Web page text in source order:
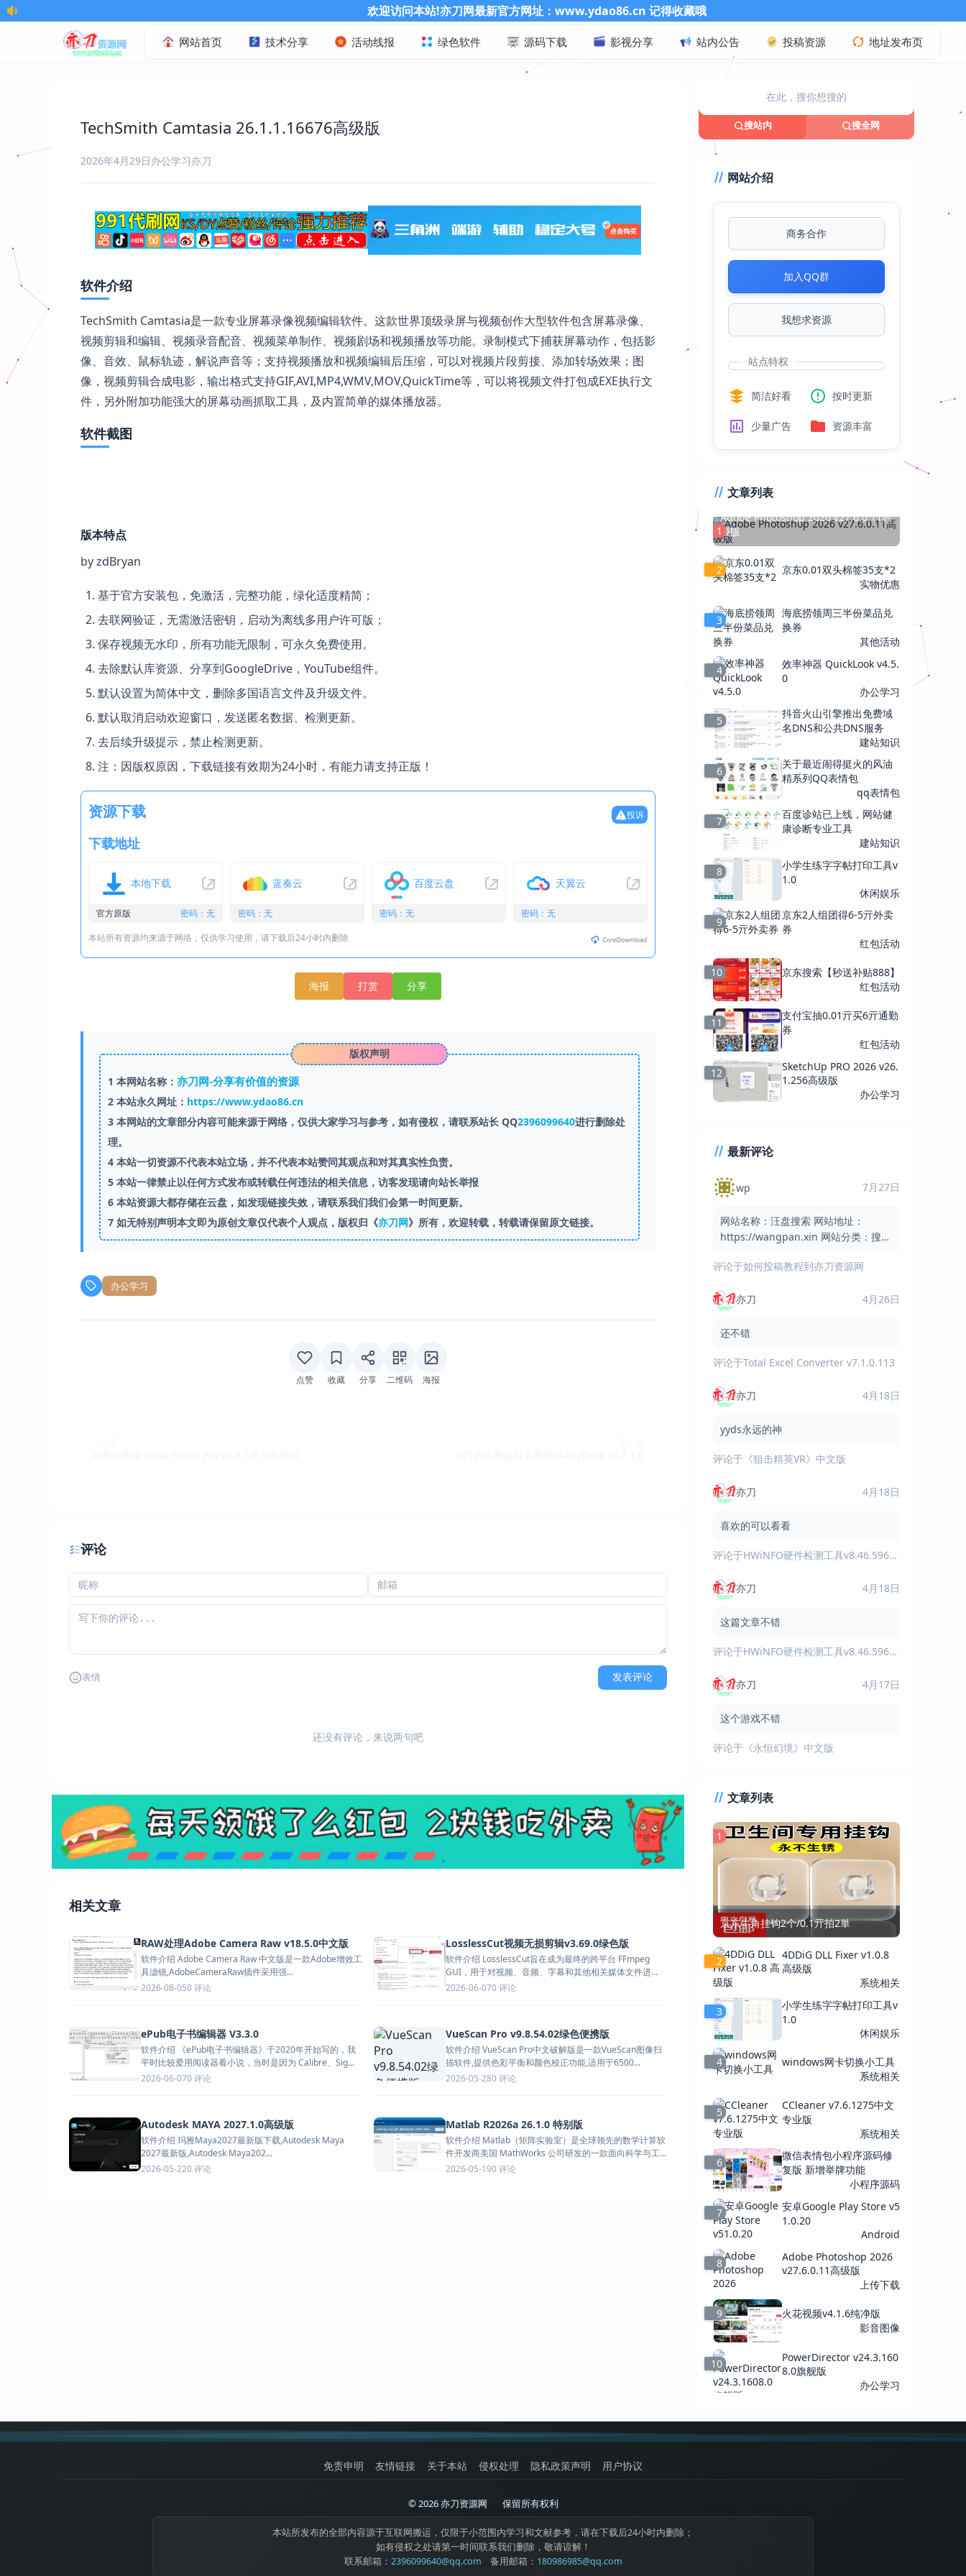
欢迎访问本站!亦刀网最新官方网址：www.ydao86.cn 记得收藏哦
网站首页 技术分享 活动线报 绿色软件 源码下载 影视分享 站内公告 投稿资源 地址发布页
TechSmith Camtasia 26.1.1.16676高级版
2026年4月29日办公学习亦刀
软件介绍
TechSmith Camtasia是一款专业屏幕录像视频编辑软件。这款世界顶级录屏与视频创作大型软件包含屏幕录像、
视频剪辑和编辑、视频录音配音、视频菜单制作、视频剧场和视频播放等功能。录制模式下捕获屏幕动作，包括影
像、音效、鼠标轨迹，解说声音等；支持视频播放和视频编辑后压缩，可以对视频片段剪接、添加转场效果；图
像，视频剪辑合成电影，输出格式支持GIF,AVI,MP4,WMV,MOV,QuickTime等，可以将视频文件打包成EXE执行文
件，另外附加功能强大的屏幕动画抓取工具，及内置简单的媒体播放器。
软件截图
版本特点
by zdBryan
基于官方安装包，免激活，完整功能，绿化适度精简；
去联网验证，无需激活密钥，启动为离线多用户许可版；
保存视频无水印，所有功能无限制，可永久免费使用。
去除默认库资源、分享到GoogleDrive，YouTube组件。
默认设置为简体中文，删除多国语言文件及升级文件。
默认取消启动欢迎窗口，发送匿名数据、检测更新。
去后续升级提示，禁止检测更新。
注：因版权原因，下载链接有效期为24小时，有能力请支持正版！
资源下载 投诉
下载地址
本地下载
官方原版 密码：无
蓝奏云
密码：无
百度云盘
密码：无
天翼云
密码：无
本站所有资源均来源于网络，仅供学习使用，请下载后24小时内删除
海报 打赏 分享
版权声明
1 本网站名称： 亦刀网-分享有价值的资源
2本站永久网址： https://www.ydao86.cn
3本网站的文章部分内容可能来源于网络，仅供大家学习与参考，如有侵权，请联系站长 QQ2396099640进行删除处
理。
4本站一切资源不代表本站立场，并不代表本站赞同其观点和对其真实性负责。
5本站一律禁止以任何方式发布或转载任何违法的相关信息，访客发现请向站长举报
6本站资源大都存储在云盘，如发现链接失效，请联系我们我们会第一时间更新。
7如无特别声明本文即为原创文章仅代表个人观点，版权归《亦刀网》所有，欢迎转载，转载请保留原文链接。
办公学习
点赞 收藏 分享 二维码 海报
评论
表情 发表评论
还没有评论，来说两句吧
相关文章
RAW处理Adobe Camera Raw v18.5.0中文版
软件介绍 Adobe Camera Raw 中文版是一款Adobe增效工
具滤镜,AdobeCameraRaw插件采用强...
2026-08-050 评论
LosslessCut视频无损剪辑v3.69.0绿色版
软件介绍 LosslessCut旨在成为最终的跨平台 FFmpeg
GUI，用于对视频、音频、字幕和其他相关媒体文件进...
2026-06-070 评论
ePub电子书编辑器 V3.3.0
软件介绍 《ePub电子书编辑器》于2020年开始写的，我
平时比较爱用阅读器看小说，当时是因为 Calibre、Sig...
2026-06-070 评论
VueScan Pro v9.8.54.02绿色便携版
软件介绍 VueScan Pro中文破解版是一款VueScan图像扫
描软件,提供色彩平衡和颜色校正功能,适用于6500...
2026-05-280 评论
Autodesk MAYA 2027.1.0高级版
软件介绍 玛雅Maya2027最新版下载,Autodesk Maya
2027最新版,Autodesk Maya202...
2026-05-220 评论
Matlab R2026a 26.1.0 特别版
软件介绍 Matlab（矩阵实验室）是全球领先的数学计算软
件开发商美国 MathWorks 公司研发的一款面向科学与工...
2026-05-190 评论
搜站内 搜全网
网站介绍
商务合作
加入QQ群
我想求资源
站点特权
简洁好看 按时更新
少量广告 资源丰富
文章列表
1
Adobe Photoshop 2026 v27.6.0.11高
级版
2
京东0.01双头棉签35支*2
实物优惠
3
海底捞领周三半份菜品兑
换券
其他活动
4
效率神器 QuickLook v4.5.
0
办公学习
5
抖音火山引擎推出免费域
名DNS和公共DNS服务
建站知识
6
关于最近闹得挺火的风油
精系列QQ表情包
qq表情包
7
百度诊站已上线，网站健
康诊断专业工具
建站知识
8
小学生练字字帖打印工具v
1.0
休闲娱乐
9
京东2人组团得6-5亓外卖
券
红包活动
10
京东搜索【秒送补贴888】
红包活动
11
支付宝抽0.01亓买6亓通勤
券
红包活动
12
SketchUp PRO 2026 v26.
1.256高级版
办公学习
最新评论
wp 7月27日
网站名称：汪盘搜索 网站地址：
https://wangpan.xin 网站分类：搜索
汪盘搜索是一个免费的网盘资
评论于如何投稿教程到亦刀资源网
亦刀 4月26日
还不错
评论于Total Excel Converter v7.1.0.113
亦刀 4月18日
yyds永远的神
评论于 《狙击精英VR》中文版
亦刀 4月18日
喜欢的可以看看
评论于HWiNFO硬件检测工具v8.46.5960绿色版
亦刀 4月18日
这篇文章不错
评论于HWiNFO硬件检测工具v8.46.5960绿色版
亦刀 4月17日
这个游戏不错
评论于 《永恒幻境》中文版
文章列表
1
京东牛角挂钩2个/0.1亓拍2単
2
4DDiG DLL Fixer v1.0.8
高级版
系统相关
3
小学生练字字帖打印工具v
1.0
休闲娱乐
4
windows网卡切换小工具
系统相关
5
CCleaner v7.6.1275中文
专业版
系统相关
6
微信表情包小程序源码修
复版 新增举牌功能
小程序源码
7
安卓Google Play Store v5
1.0.20
Android
8
Adobe Photoshop 2026
v27.6.0.11高级版
上传下载
9
火花视频v4.1.6纯净版
影音图像
10
PowerDirector v24.3.160
8.0旗舰版
办公学习
免责申明 友情链接 关于本站 侵权处理 隐私政策声明 用户协议
© 2026 亦刀资源网 保留所有权利
本站所发布的全部内容源于互联网搬运，仅限于小范围内学习和文献参考，请在下载后24小时内删除；
如有侵权之处请第一时间联系我们删除，敬请谅解！
联系邮箱： 2396099640@qq.com 备用邮箱： 180986985@qq.com